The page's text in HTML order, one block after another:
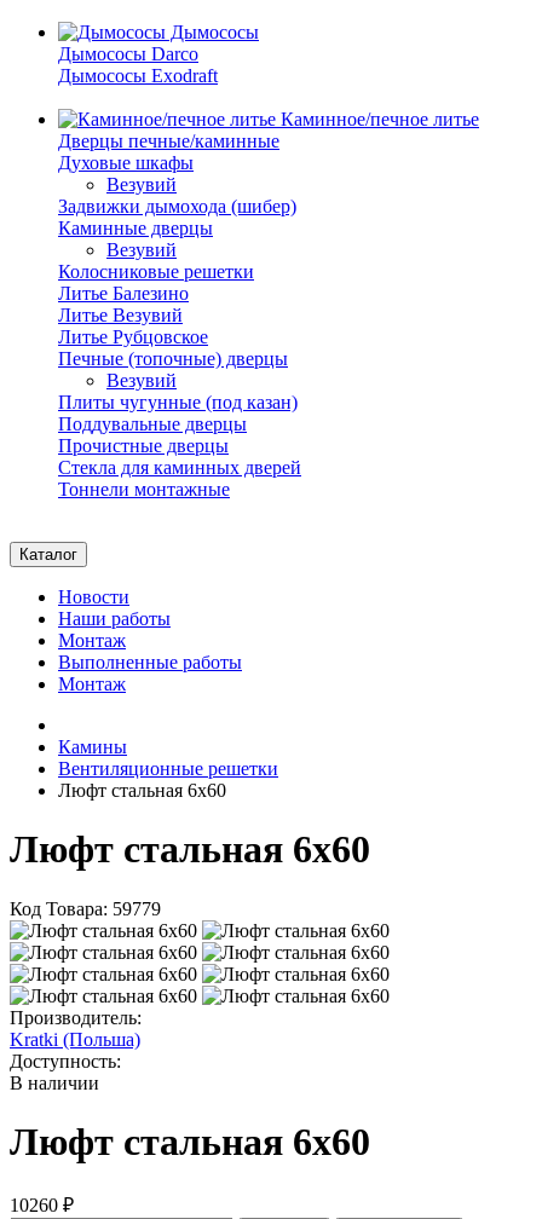
Дымососы
Дымососы Darco
Дымососы Exodraft
Каминное/печное литье
Дверцы печные/каминные
Духовые шкафы
Везувий
Задвижки дымохода (шибер)
Каминные дверцы
Везувий
Колосниковые решетки
Литье Балезино
Литье Везувий
Литье Рубцовское
Печные (топочные) дверцы
Везувий
Плиты чугунные (под казан)
Поддувальные дверцы
Прочистные дверцы
Стекла для каминных дверей
Тоннели монтажные
Каталог
Новости
Наши работы
Монтаж
Выполненные работы
Монтаж
Камины
Вентиляционные решетки
Люфт стальная 6x60
Люфт стальная 6x60
Код Товара: 59779
Производитель:
Kratki (Польша)
Доступность:
В наличии
Люфт стальная 6x60
10260 ₽